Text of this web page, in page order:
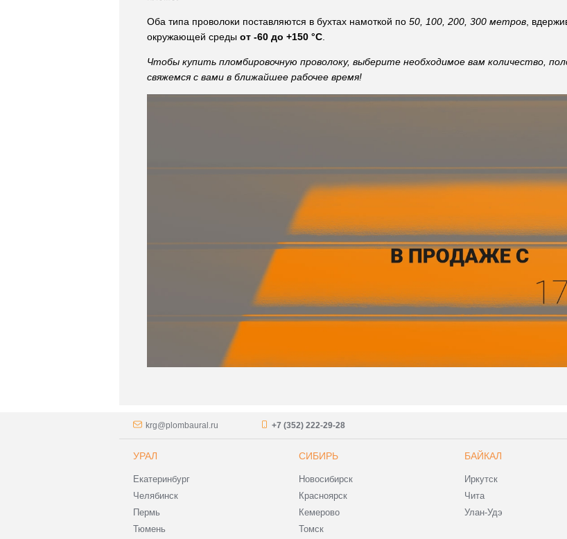
Оба типа проволоки поставляются в бухтах намоткой по 50, 100, 200, 300 метров,
окружающей среды от -60 до +150 °C.
Чтобы купить пломбировочную проволоку, выберите необходимое вам количество,
свяжемся с вами в ближайшее рабочее время!
krg@plombaural.ru +7 (352) 222-29-28
УРАЛ
Екатеринбург
Челябинск
Пермь
Тюмень
СИБИРЬ
Новосибирск
Красноярск
Кемерово
Томск
БАЙКАЛ
Иркутск
Чита
Улан-Удэ